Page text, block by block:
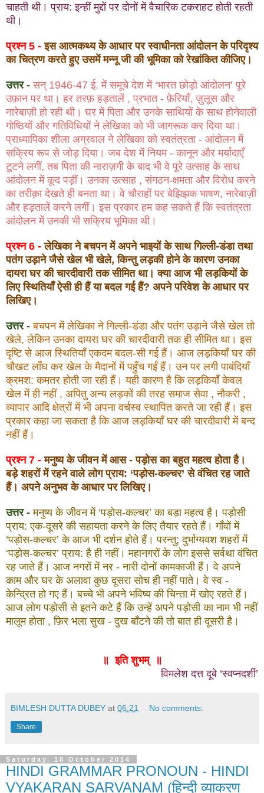
चाहती थी। प्राय: इन्हीं मुद्दों पर दोनों में वैचारिक टकराहट होती रहती
थी।
प्रश्न 5 - इस आत्मकथ्य के आधार पर स्वाधीनता आंदोलन के परिदृश्य
का चित्रण करते हुए उसमें मन्नू जी की भूमिका को रेखांकित कीजिए।
उत्तर - सन् 1946-47 ई. में समूचे देश में ‘भारत छोड़ो आंदोलन’ पूरे
उफ़ान पर था। हर तरफ़ हड़तालें , प्रभात - फ़ेरियाँ, ज़ुलूस और
नारेबाज़ी हो रही थी। घर में पिता और उनके साथियों के साथ होनेवाली
गोष्ठियों और गतिविधियों ने लेखिका को भी जागरूक कर दिया था।
प्राध्यापिका शीला अग्रवाल ने लेखिका को स्वतंत्रता - आंदोलन में
सक्रिय रूप से जोड़ दिया। जब देश में नियम - कानून और मर्यादाएँ
टूटने लगीं, तब पिता की नाराज़गी के बाद भी वे पूरे उत्साह के साथ
आंदोलन में कूद पड़ीं। उनका उत्साह , संगठन-क्षमता और विरोध करने
का तरीक़ा देखते ही बनता था। वे चौराहों पर बेझिझक भाषण, नारेबाज़ी
और हड़तालें करने लगीं। इस प्रकार हम कह सकते हैं कि स्वतंत्रता
आंदोलन में उनकी भी सक्रिय भूमिका थी।
प्रश्न 6 -लेखिका ने बचपन में अपने भाइयों के साथ गिल्ली-डंडा तथा
पतंग उड़ाने जैसे खेल भी खेले, किन्तु लड़की होने के कारण उनका
दायरा घर की चारदीवारी तक सीमित था। क्या आज भी लड़कियों के
लिए स्थितियाँ ऐसी ही हैं या बदल गई हैं? अपने परिवेश के आधार पर
लिखिए।
उत्तर - बचपन में लेखिका ने गिल्ली-डंडा और पतंग उड़ाने जैसे खेल तो
खेले, लेकिन उनका दायरा घर की चारदीवारी तक ही सीमित था। इस
दृष्टि से आज स्थितियाँ एकदम बदल-सी गई हैं। आज लड़कियाँ घर की
चौखट लाँघ कर खेल के मैदानों में पहुँच गईं हैं। उन पर लगी पाबंदियाँ
क्रमश: कमतर होती जा रही हैं। यही कारण है कि लड़कियाँ केवल
खेल में ही नहीं , अपितु अन्य लड़कों की तरह समाज सेवा , नौकरी ,
व्यापार आदि क्षेत्रों में भी अपना वर्चस्व स्थापित करते जा रही हैं। इस
प्रकार कहा जा सकता है कि आज लड़कियाँ घर की चारदीवारी में बन्द
नहीं हैं।
प्रश्न 7 - मनुष्य के जीवन में आस - पड़ोस का बहुत महत्व होता है।
बड़े शहरों में रहने वाले लोग प्राय: ‘पड़ोस-कल्चर’ से वंचित रह जाते
हैं। अपने अनुभव के आधार पर लिखिए।
उत्तर -मनुष्य के जीवन में ‘पड़ोस-कल्चर’ का बड़ा महत्व है। पड़ोसी
प्राय: एक-दूसरे की सहायता करने के लिए तैयार रहते हैं। गाँवों में
‘पड़ोस-कल्चर’ के आज भी दर्शन होते हैं। परन्तु; दुर्भाग्यवश शहरों में
‘पड़ोस-कल्चर’ प्राय: है ही नहीं। महानगरों के लोग इससे सर्वथा वंचित
रह जाते हैं। आज नगरों में नर - नारी दोनों कामकाजी हैं। वे अपने
काम और घर के अलावा कुछ दूसरा सोच ही नहीं पाते। वे स्व -
केन्द्रित हो गए हैं। बच्चे भी अपने भविष्य की चिन्ता में खोए रहते हैं।
आज लोग पड़ोसी से इतने कटे हैं कि उन्हें अपने पड़ोसी का नाम भी नहीं
मालूम होता , फ़िर भला सुख - दुख बाँटने की तो बात ही दूसरी है।
॥ इति शुभम् ॥
विमलेश दत्त दूबे ‘स्वप्नदर्शी’
BIMLESH DUTTA DUBEY at 06:21 No comments:
Share
Saturday, 18 October 2014
HINDI GRAMMAR PRONOUN - HINDI
VYAKARAN SARVANAM (हिन्दी व्याकरण